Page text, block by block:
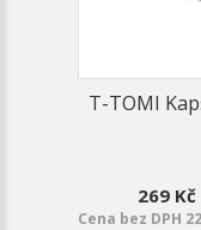
T-TOMI
269 Kč
Cena bez DPH